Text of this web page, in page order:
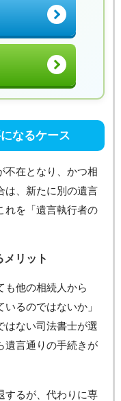
なるケース
不在となり、かつ相
は、新たに別の遺言
れを「遺言執行者の
リット
も他の相続人から
るのではないか」
はない司法書士が選
遺言通りの手続きが
するが、代わりに専